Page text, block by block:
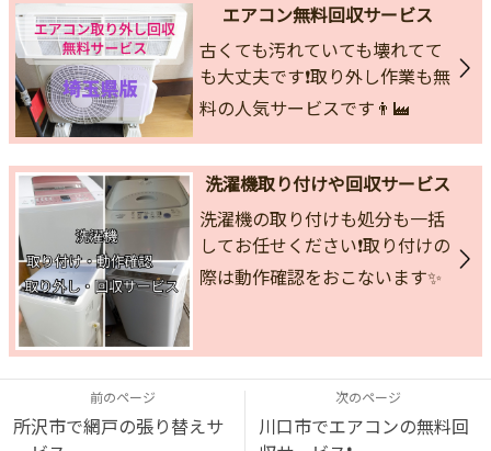
エアコン無料回収サービス
古くても汚れていても壊れてて
も大丈夫です❗取り外し作業も無
料の人気サービスです👨‍🏭
洗濯機取り付けや回収サービス
洗濯機の取り付けも処分も一括
してお任せください❗取り付けの
際は動作確認をおこないます✨
前のページ
所沢市で網戸の張り替えサ
次のページ
川口市でエアコンの無料回